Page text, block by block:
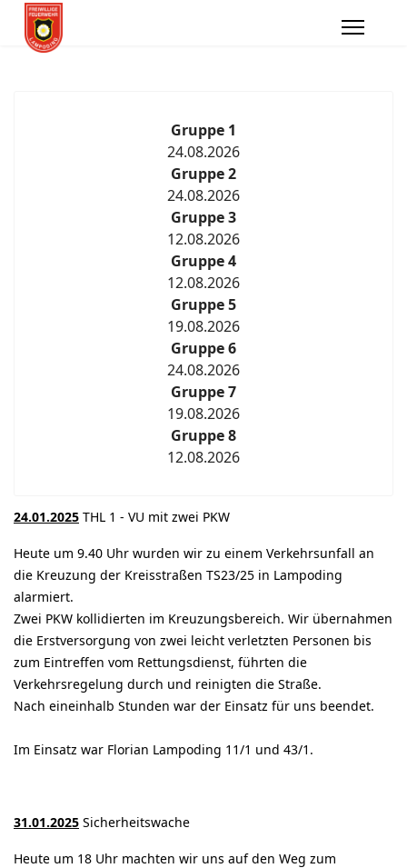
Gruppe 1
24.08.2026
Gruppe 2
24.08.2026
Gruppe 3
12.08.2026
Gruppe 4
12.08.2026
Gruppe 5
19.08.2026
Gruppe 6
24.08.2026
Gruppe 7
19.08.2026
Gruppe 8
12.08.2026
24.01.2025 THL 1 - VU mit zwei PKW
Heute um 9.40 Uhr wurden wir zu einem Verkehrsunfall an
die Kreuzung der Kreisstraßen TS23/25 in Lampoding
alarmiert.
Zwei PKW kollidierten im Kreuzungsbereich. Wir übernahmen
die Erstversorgung von zwei leicht verletzten Personen bis
zum Eintreffen vom Rettungsdienst, führten die
Verkehrsregelung durch und reinigten die Straße.
Nach eineinhalb Stunden war der Einsatz für uns beendet.
Im Einsatz war Florian Lampoding 11/1 und 43/1.
31.01.2025 Sicherheitswache
Heute um 18 Uhr machten wir uns auf den Weg zum